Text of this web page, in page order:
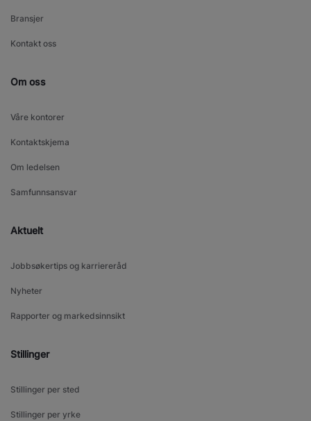
Bransjer
Kontakt oss
Om oss
Våre kontorer
Kontaktskjema
Om ledelsen
Samfunnsansvar
Aktuelt
Jobbsøkertips og karriereråd
Nyheter
Rapporter og markedsinnsikt
Stillinger
Stillinger per sted
Stillinger per yrke